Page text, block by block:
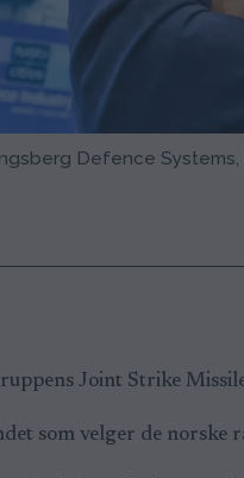
Defence
Joint Strike
som velger de norske